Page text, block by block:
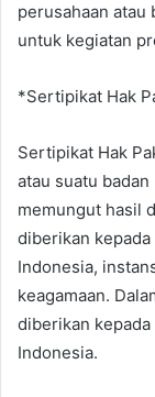
perusahaan atau
untuk kegiatan
*Sertipikat Hak
Sertipikat Hak
atau suatu
memungut hasil
diberikan
Indonesia,
keagamaan.
diberikan
Indonesia.